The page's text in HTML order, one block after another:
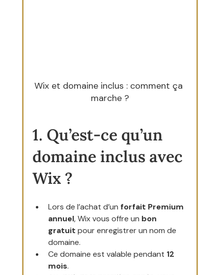
Wix et domaine inclus : comment ça
marche ?
1. Qu’est-ce qu’un
domaine inclus avec
Wix ?
Lors de l’achat d’un forfait Premium
annuel, Wix vous offre un bon
gratuit pour enregistrer un nom de
domaine.
Ce domaine est valable pendant 12
mois.